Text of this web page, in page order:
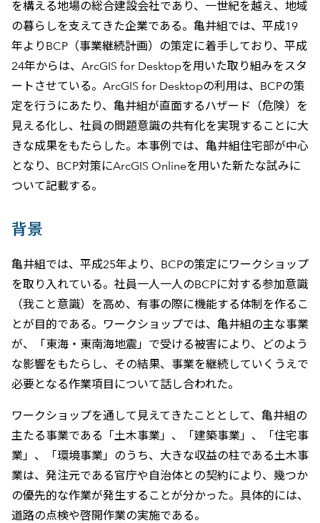
を構える地場の総合建設会社であり、一世紀を越え、地域
の暮らしを支えてきた企業である。亀井組では、平成19
年よりBCP（事業継続計画）の策定に着手しており、平成
24年からは、ArcGIS for Desktopを用いた取り組みをスタ
ートさせている。ArcGIS for Desktopの利用は、BCPの策
定を行うにあたり、亀井組が直面するハザード（危険）を
見える化し、社員の問題意識の共有化を実現することに大
きな成果をもたらした。本事例では、亀井組住宅部が中心
となり、BCP対策にArcGIS Onlineを用いた新たな試みに
ついて記載する。
背景
亀井組では、平成25年より、BCPの策定にワークショップ
を取り入れている。社員一人一人のBCPに対する参加意識
（我こと意識）を高め、有事の際に機能する体制を作るこ
とが目的である。ワークショップでは、亀井組の主な事業
が、「東海・東南海地震」で受ける被害により、どのよう
な影響をもたらし、その結果、事業を継続していくうえで
必要となる作業項目について話し合われた。
ワークショップを通して見えてきたこととして、亀井組の
主たる事業である「土木事業」、「建築事業」、「住宅事
業」、「環境事業」のうち、大きな収益の柱である土木事
業は、発注元である官庁や自治体との契約により、幾つか
の優先的な作業が発生することが分かった。具体的には、
道路の点検や啓開作業の実施である。